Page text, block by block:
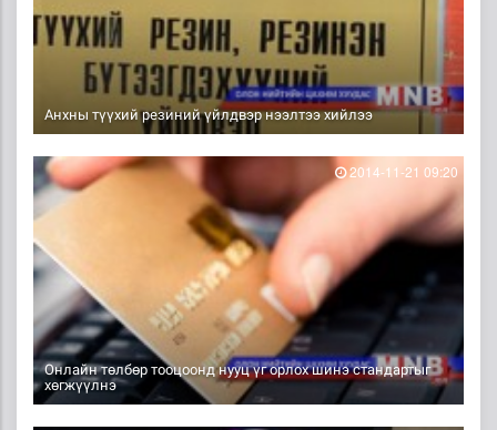
Анхны түүхий резиний үйлдвэр нээлтээ хийлээ
Онлайн төлбөр тооцоонд нууц үг орлох шинэ стандартыг
хөгжүүлнэ
2014-11-21 09:20